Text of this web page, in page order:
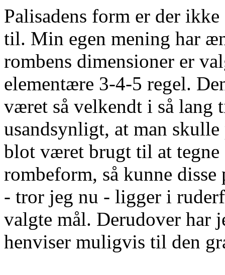
Palisadens form er der
til. Min egen mening har
rombens dimensioner er
elementære 3-4-5 regel.
været så velkendt i så lang
usandsynligt, at man
blot været brugt til at tegne
rombeform, så kunne
- tror jeg nu - ligger i
valgte mål. Derudover har
henviser muligvis til den